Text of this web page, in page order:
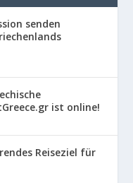
senden
ist online!
Reiseziel für